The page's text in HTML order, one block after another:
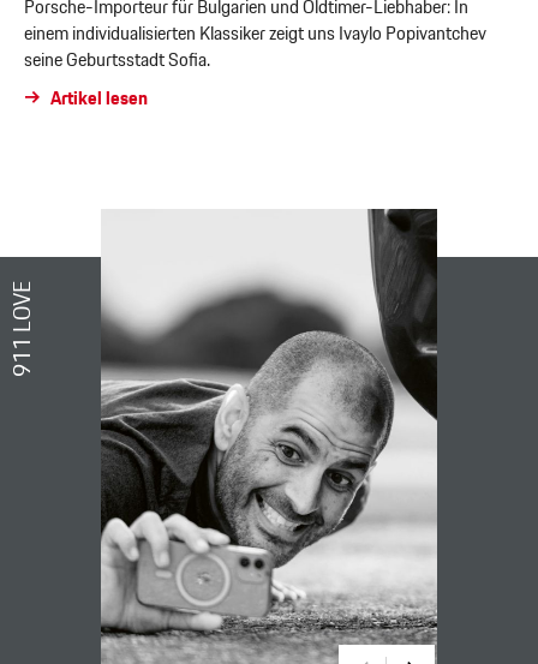
Porsche-Importeur für Bulgarien und Oldtimer-Liebhaber: In
einem individualisierten Klassiker zeigt uns Ivaylo Popivantchev
seine Geburtsstadt Sofia.
Artikel lesen
911 LOVE